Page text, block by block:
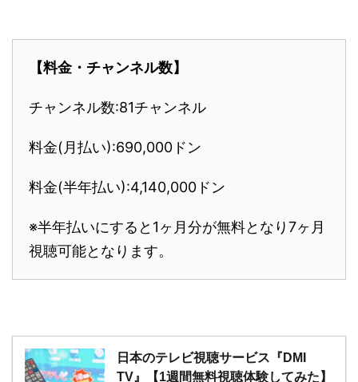
【料金・チャンネル数】
チャンネル数:81チャンネル
料金(月払い):690,000ドン
料金(半年払い):4,140,000ドン
※半年払いにすると1ヶ月分が無料となり7ヶ月
視聴可能となります。
日本のテレビ視聴サービス『DMI
TV』【1週間無料視聴体験してみた】